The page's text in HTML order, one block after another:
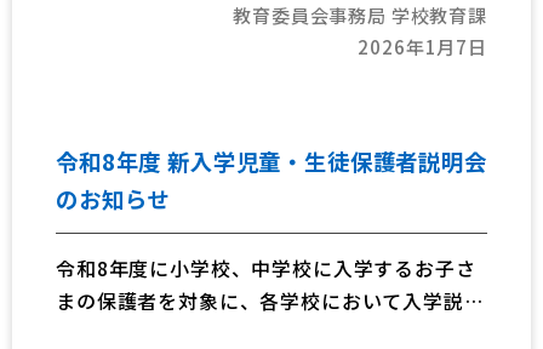
も、ご理解とご協力をお願いします。
教育委員会事務局 学校教育課
2026年1月7日
令和8年度 新入学児童・生徒保護者説明会
のお知らせ
令和8年度に小学校、中学校に入学するお子さ
まの保護者を対象に、各学校において入学説明